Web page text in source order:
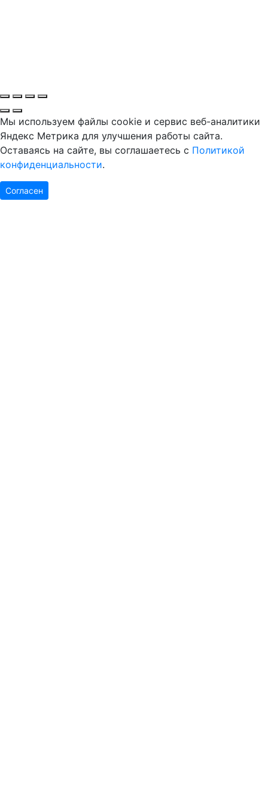
Мы используем файлы cookie и сервис веб-аналитики
Яндекс Метрика для улучшения работы сайта.
Оставаясь на сайте, вы соглашаетесь с Политикой
конфиденциальности.
Согласен